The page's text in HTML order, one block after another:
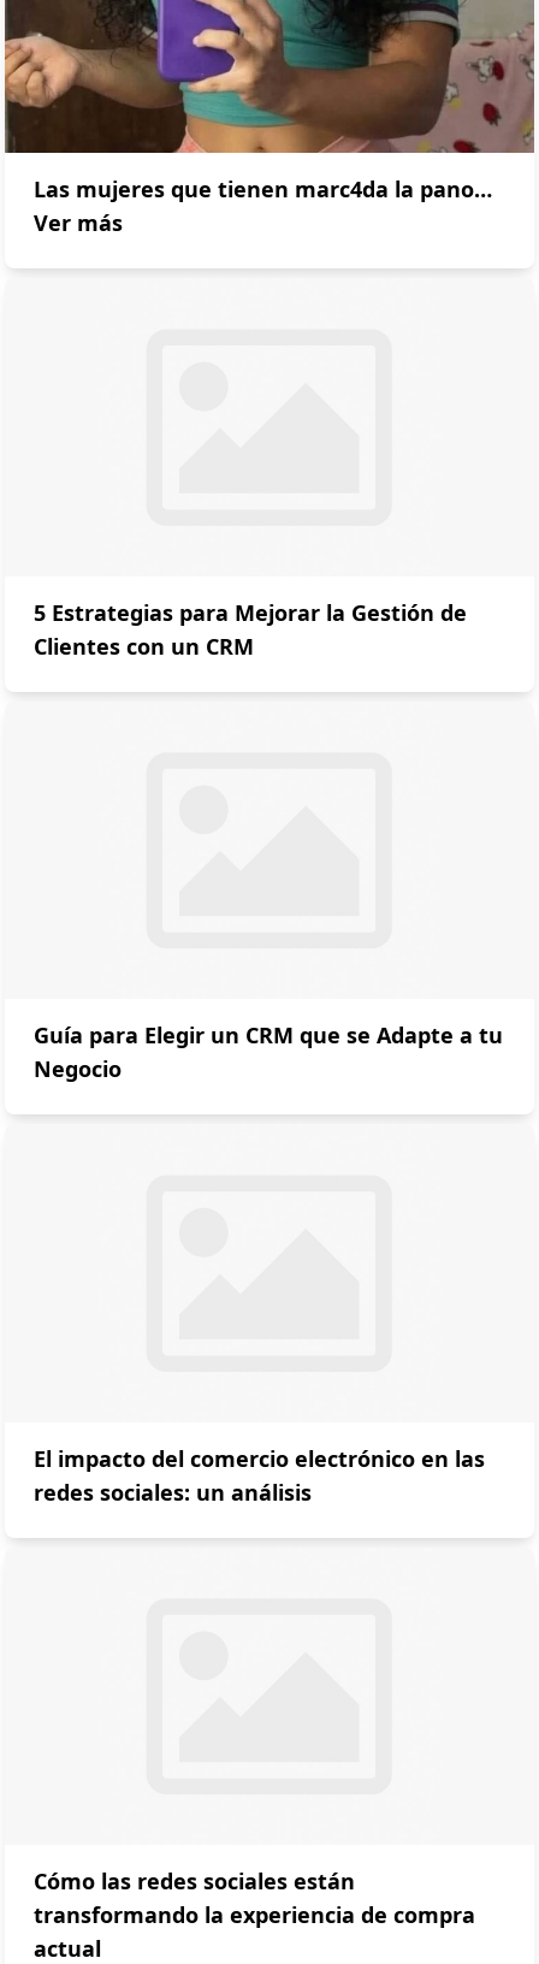
Las mujeres que tienen marc4da la pano…
Ver más
5 Estrategias para Mejorar la Gestión de
Clientes con un CRM
Guía para Elegir un CRM que se Adapte a tu
Negocio
El impacto del comercio electrónico en las
redes sociales: un análisis
Cómo las redes sociales están
transformando la experiencia de compra
actual